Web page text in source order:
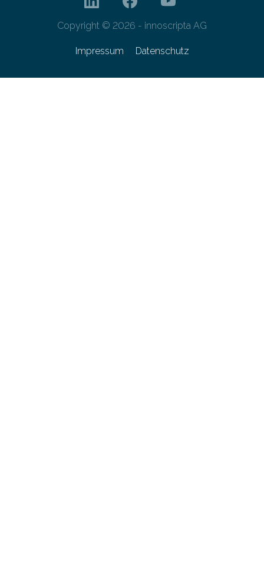
Copyright © 2026 - innoscripta AG
Impressum Datenschutz